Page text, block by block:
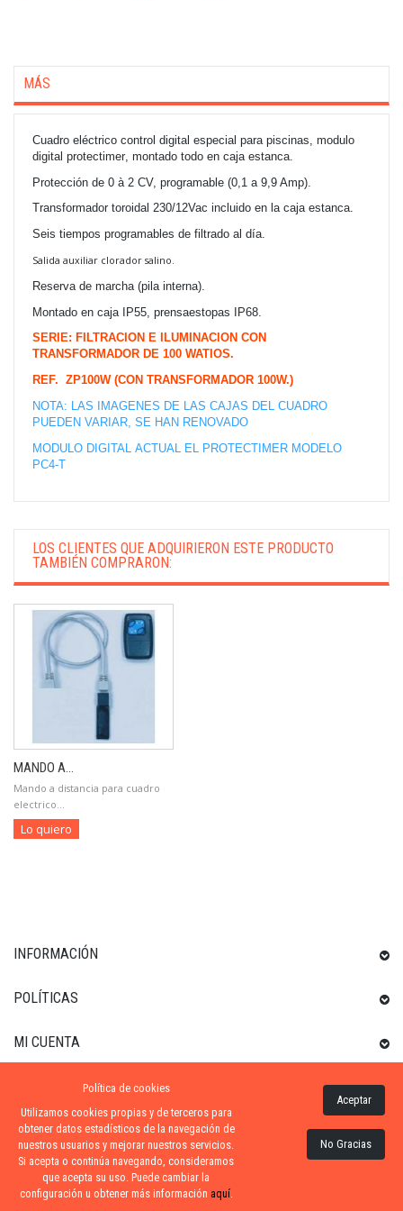
Contacta
MÁS
Cuadro eléctrico control digital especial para piscinas, modulo
digital protectimer , montado todo en caja estanca.
Protección de 0 à 2 CV, programable (0,1 a 9,9 Amp).
Transformador toroidal 230/12Vac incluido en la caja estanca.
Seis tiempos programables de filtrado al día.
Salida auxiliar clorador salino.
Reserva de marcha (pila interna).
Montado en caja IP55, prensaestopas IP68.
SERIE: FILTRACION E ILUMINACION CON
TRANSFORMADOR DE 100 WATIOS.
REF. ZP100W (CON TRANSFORMADOR 100W.)
NOTA: LAS IMAGENES DE LAS CAJAS DEL CUADRO
PUEDEN VARIAR, SE HAN RENOVADO
MODULO DIGITAL ACTUAL EL PROTECTIMER MODELO
PC4-T
LOS CLIENTES QUE ADQUIRIERON ESTE PRODUCTO
TAMBIÉN COMPRARON:
MANDO A...
Mando a distancia para cuadro
electrico...
Lo quiero
INFORMACIÓN
POLÍTICAS
MI CUENTA
INFORMACIÓN SOBRE LA TIENDA
ZONA-PISCINA| DISTRIBUIDORES OFICIALES KRIPSOL
Política de cookies
Utilizamos cookies propias y de terceros para
obtener datos estadísticos de la navegación de
nuestros usuarios y mejorar nuestros servicios.
Si acepta o continúa navegando, consideramos
que acepta su uso. Puede cambiar la
configuración u obtener más información aquí.
Aceptar
No Gracias